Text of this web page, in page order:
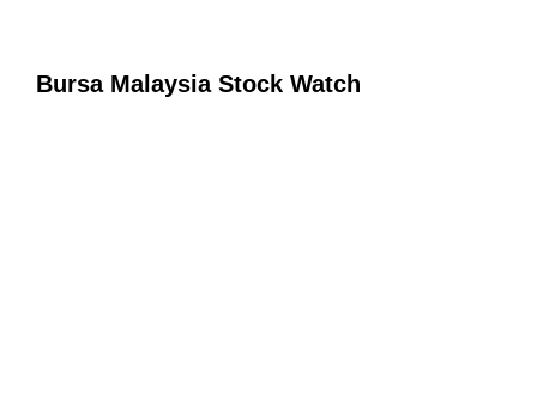
Bursa Malaysia Stock Watch